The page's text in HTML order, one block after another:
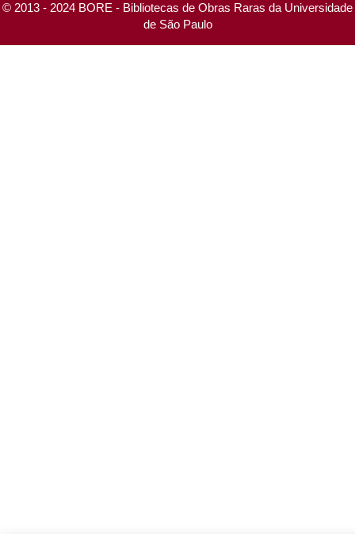
© 2013 - 2024 BORE - Bibliotecas de Obras Raras da Universidade
de São Paulo